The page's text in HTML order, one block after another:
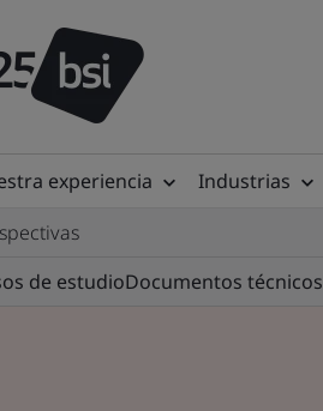
experiencia Industrias
de estudioDocumentos técnicos